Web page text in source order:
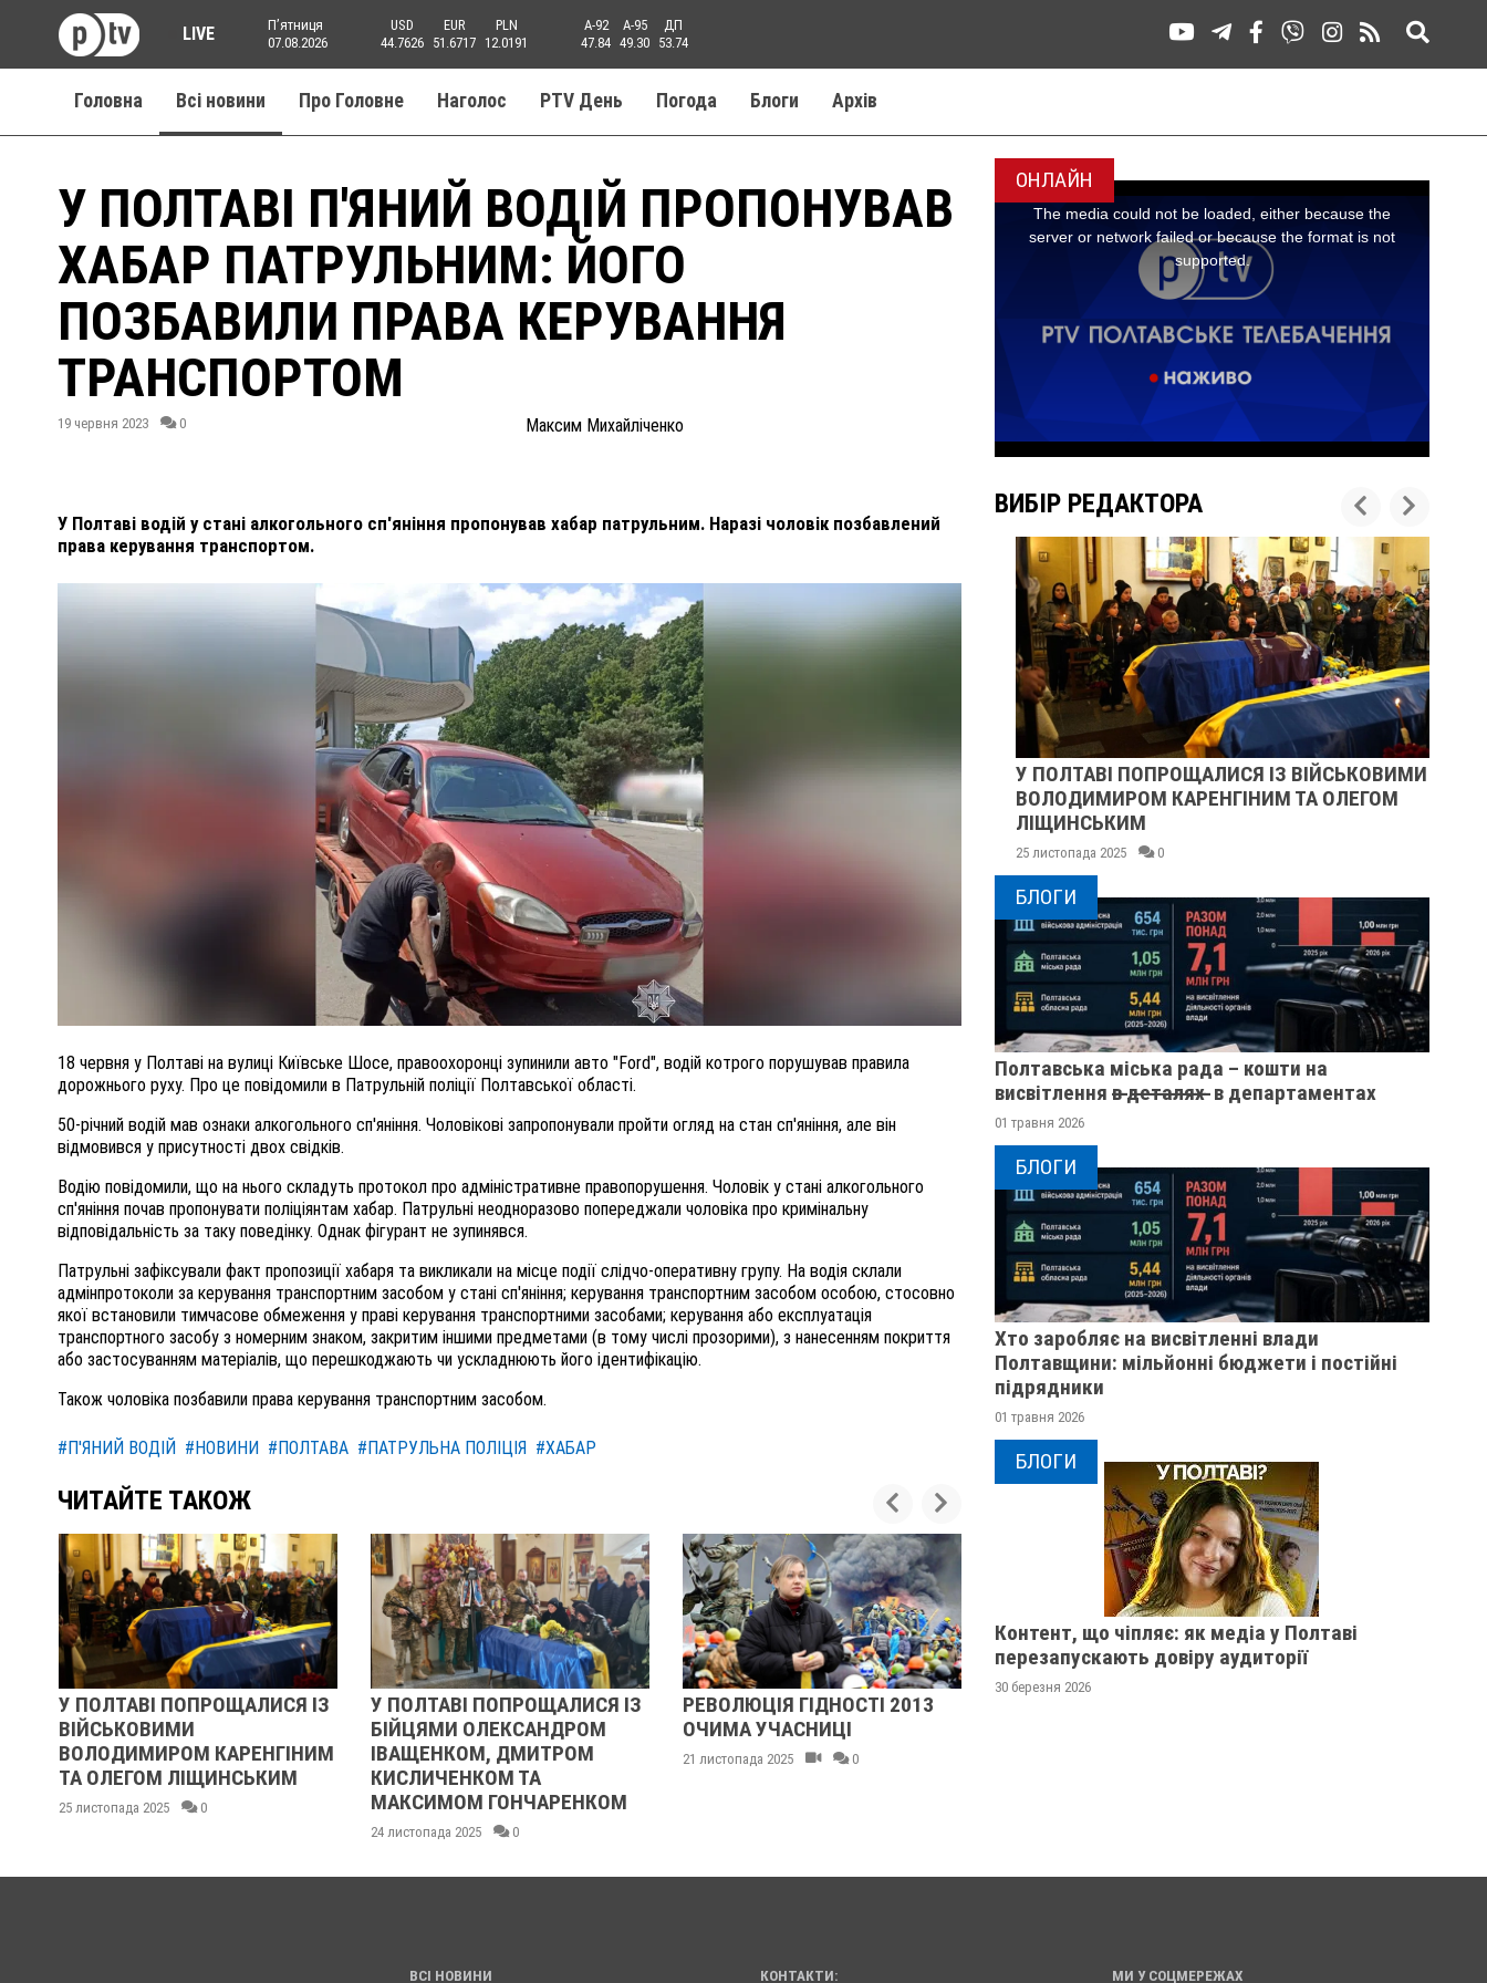
LIVE
Пʼятниця
07.08.2026
USD
44.7626
EUR
51.6717
PLN
12.0191
A-92
47.84
A-95
49.30
ДП
53.74
Головна Всі новини Про Головне Наголос PTV День Погода Блоги Aрхів
У ПОЛТАВІ П'ЯНИЙ ВОДІЙ ПРОПОНУВАВ
ХАБАР ПАТРУЛЬНИМ: ЙОГО
ПОЗБАВИЛИ ПРАВА КЕРУВАННЯ
ТРАНСПОРТОМ
19 червня 2023 0 Максим Михайліченко
У Полтаві водій у стані алкогольного сп'яніння пропонував хабар патрульним. Наразі чоловік позбавлений
права керування транспортом.
18 червня у Полтаві на вулиці Київське Шосе, правоохоронці зупинили авто "Ford", водій котрого порушував правила
дорожнього руху. Про це повідомили в Патрульній поліції Полтавської області.
50-річний водій мав ознаки алкогольного сп'яніння. Чоловікові запропонували пройти огляд на стан сп'яніння, але він
відмовився у присутності двох свідків.
Водію повідомили, що на нього складуть протокол про адміністративне правопорушення. Чоловік у стані алкогольного
сп'яніння почав пропонувати поліціянтам хабар. Патрульні неодноразово попереджали чоловіка про кримінальну
відповідальність за таку поведінку. Однак фігурант не зупинявся.
Патрульні зафіксували факт пропозиції хабаря та викликали на місце події слідчо-оперативну групу. На водія склали
адмінпротоколи за керування транспортним засобом у стані сп'яніння; керування транспортним засобом особою, стосовно
якої встановили тимчасове обмеження у праві керування транспортними засобами; керування або експлуатація
транспортного засобу з номерним знаком, закритим іншими предметами (в тому числі прозорими), з нанесенням покриття
або застосуванням матеріалів, що перешкоджають чи ускладнюють його ідентифікацію.
Також чоловіка позбавили права керування транспортним засобом.
#П'ЯНИЙ ВОДІЙ #НОВИНИ #ПОЛТАВА #ПАТРУЛЬНА ПОЛІЦІЯ #ХАБАР
ЧИТАЙТЕ ТАКОЖ
ІЗ
КАРЕНГІНИМ
У ПОЛТАВІ ПОПРОЩАЛИСЯ ІЗ
БІЙЦЯМИ ОЛЕКСАНДРОМ
ІВАЩЕНКОМ, ДМИТРОМ
КИСЛИЧЕНКОМ ТА
МАКСИМОМ ГОНЧАРЕНКОМ
РЕВОЛЮЦІЯ ГІДНОСТІ 2013
ОЧИМА УЧАСНИЦІ
21 листопада 2025
ЖІНКА ШТОВХНУЛА
ТЦКАШНИКА ПІД МАШИНУ -
МАШИНА НАЇХАЛА ЙОМУ НА
ОНЛАЙН
ВИБІР РЕДАКТОРА
ПОЛІЦІЯ ПОЛТАВЩИНИ РОЗШУКУЄ 62-РІЧНУ
ВНАСЛІДОК ПОРАНЕНЬ, ОТРИМАНИХ НА ВІЙНІ,
ПОМЕР ВОЇН ЮРІЙ ВОЙТИК
25 листопада 2025 0
У ПОЛТАВІ ПОПРОЩАЛИСЯ ІЗ ВІЙСЬКОВИМИ
ВОЛОДИМИРОМ КАРЕНГІНИМ ТА ОЛЕГОМ
ЛІЩИНСЬКИМ
25 листопада 2025 0
БЛОГИ
Полтавська міська рада – кошти на
висвітлення в̶ ̶д̶е̶т̶а̶л̶я̶х̶ ̶ в департаментах
01 травня 2026
БЛОГИ
Хто заробляє на висвітленні влади
Полтавщини: мільйонні бюджети і постійні
підрядники
01 травня 2026
БЛОГИ
Контент, що чіпляє: як медіа у Полтаві
перезапускають довіру аудиторії
30 березня 2026
ВСІ НОВИНИ КОНТАКТИ: МИ У СОЦМЕРЕЖАХ